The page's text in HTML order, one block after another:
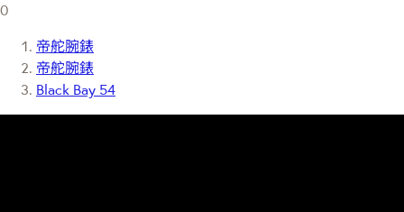
0
帝舵腕錶
帝舵腕錶
Black Bay 54